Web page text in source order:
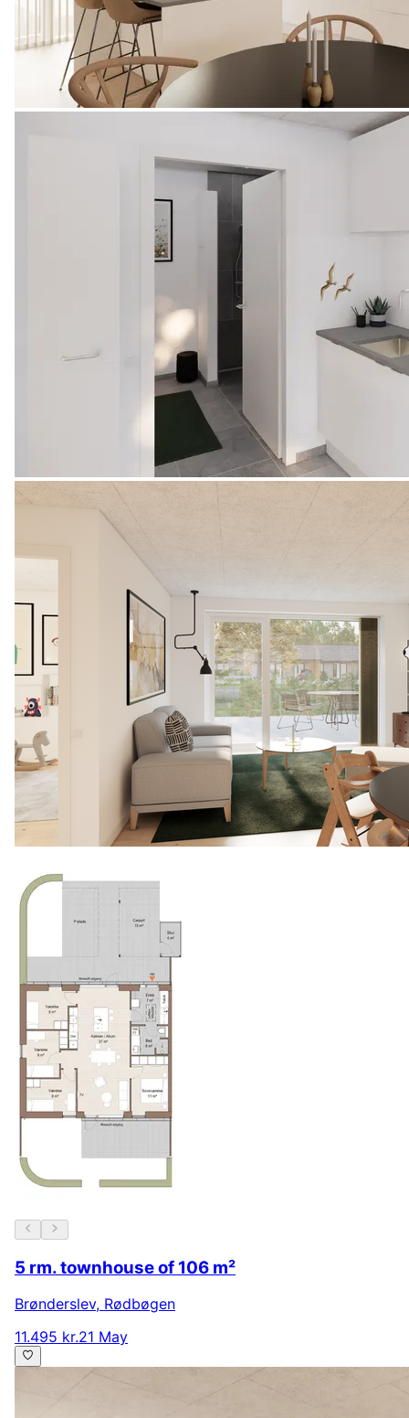
5 rm. townhouse of 106 m²
Brønderslev, Rødbøgen
11.495 kr.21 May